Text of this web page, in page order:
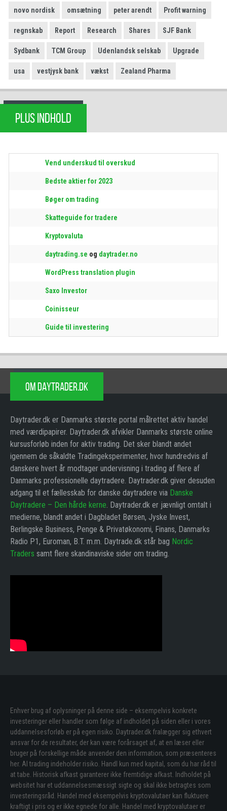
novo nordisk omsætning peter arendt Profit warning
regnskab Report Research Shares SJF Bank
Sydbank TCM Group Udenlandsk selskab Upgrade
usa vestjysk bank vækst Zealand Pharma
PLUS INDHOLD
Vend underskud til overskud
Bedste aktier for 2023
Bøger om trading
Skatteguide for tradere
Kryptovaluta
daytrading.se og daytrader.no
WordPress translation plugin
Saxo Investor
Coinisseur
Guide til investering
OM DAYTRADER.DK
Daytrader.dk er Danmarks største portal målrettet aktiv handel
med værdipapirer. Daytrader.dk afvikler Danmarks største online
kursusforløb inden for aktiv trading. Det sker blandt andet
igennem de såkaldte Tradingeksperimenter, hvor hundredvis af
danskere hvert år modtager undervisning i trading af flere af
Danmarks professionelle daytradere. Daytrader.dk giver desuden
adgang til et fællesskab for danske daytradere via Danske
Daytradere – Den hårde kerne. Daytrader.dk er jævnligt omtalt i
medierne, blandt andet i Dagbladet Børsen, Jyske Invest,
Berlingske Business, Penge & Privatøkonomi, Finans, Danmarks
Radio P1, Euroman, B.T. m.m. Daytrade.dk står bag Nordic
Traders samt flere skandinaviske sider om trading.
Enhver brug af oplysninger på denne side – eksempelvis konkrete
investeringer eller handler som følge af indholdet på siden eller i vores
uddannelsesforløb er på egen risiko. Daytrader.dk fralægger sig ethvert
ansvar for de resultater, der kan være forårsaget af, at en læser eller
bruger på forskellige måde anvender den information, som præsenteres
her. Al trading indeholder risiko. Handl kun med kapital, som du har råd til
at tabe. Historisk afkast garanterer ikke fremtidige afkast. Indholdet på
websitet har et uddannelsesmæssigt sigte og skal ikke betragtes som
investeringsråd. Handel med eksempelvis kryptovalutaer kan fluktuere
kraftigt i pris og er ikke egnede for alle. Handel med kryptovalutaer er